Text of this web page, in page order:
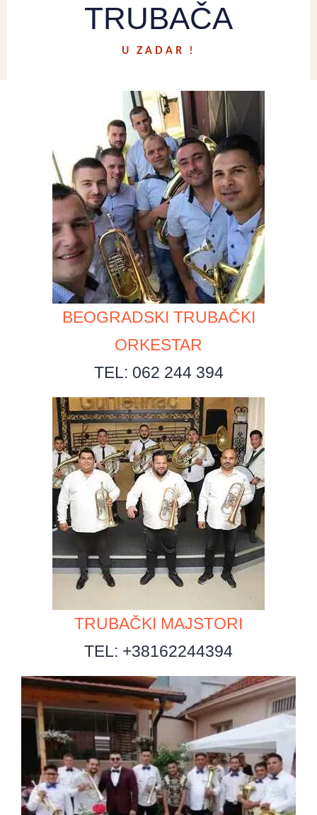
TRUBAČA
U ZADAR !
BEOGRADSKI TRUBAČKI
ORKESTAR
TEL: 062 244 394
TRUBAČKI MAJSTORI
TEL: +38162244394